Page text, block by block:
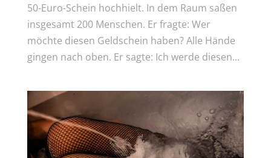
50-Euro-Schein hochhielt. In dem Raum saßen
insgesamt 200 Menschen. Er fragte: Wer
möchte diesen Geldschein haben? Alle Hände
gingen nach oben. Er sagte: Ich werde diesen...